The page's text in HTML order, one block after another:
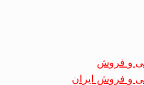
و فروش
و فروش ایران